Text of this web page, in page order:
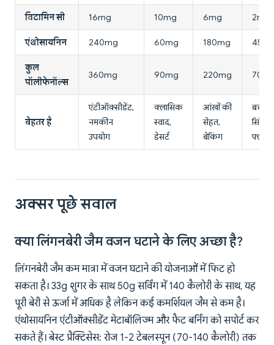
विटामिन सी 16mg 10mg 6mg 2mg
एंथोसायनिन 240mg 60mg 180mg
कुल
पॉलीफेनॉल्स
360mg 90mg 220mg
बेहतर है
एंटीऑक्सीडेंट,
नमकीन
उपयोग
क्लासिक
स्वाद,
डेसर्ट
आंखों की
सेहत,
बेकिंग
बच्चे,
सिंपल
फ्लेवर
अक्सर पूछे सवाल
क्या लिंगनबेरी जैम वजन घटाने के लिए अच्छा है?
लिंगनबेरी जैम कम मात्रा में वजन घटाने की योजनाओं में फिट हो
सकता है। 33g शुगर के साथ 50g सर्विंग में 140 कैलोरी के साथ, यह
पूरी बेरी से ऊर्जा में अधिक है लेकिन कई कमर्शियल जैम से कम है।
एंथोसायनिन एंटीऑक्सीडेंट मेटाबॉलिज्म और फैट बर्निंग को सपोर्ट कर
सकते हैं। बेस्ट प्रैक्टिसेस: रोज 1-2 टेबलस्पून (70-140 कैलोरी) तक